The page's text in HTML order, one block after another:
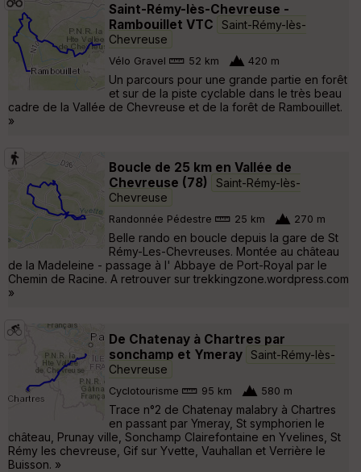
Saint-Rémy-lès-Chevreuse -
Rambouillet VTC
Saint-Rémy-lès-
Chevreuse
Vélo Gravel 52 km 420 m
Un parcours pour une grande partie en forêt
et sur de la piste cyclable dans le très beau
cadre de la Vallée de Chevreuse et de la forêt de Rambouillet.
»
Boucle de 25 km en Vallée de
Chevreuse (78)
Saint-Rémy-lès-
Chevreuse
Randonnée Pédestre 25 km 270 m
Belle rando en boucle depuis la gare de St
Rémy-Les-Chevreuses. Montée au château
de la Madeleine - passage à l' Abbaye de Port-Royal par le
Chemin de Racine. A retrouver sur trekkingzone.wordpress.com
»
De Chatenay à Chartres par
sonchamp et Ymeray Saint-Rémy-lès-
Chevreuse
Cyclotourisme 95 km 580 m
Trace n°2 de Chatenay malabry à Chartres
en passant par Ymeray, St symphorien le
château, Prunay ville, Sonchamp Clairefontaine en Yvelines, St
Rémy les chevreuse, Gif sur Yvette, Vauhallan et Verrière le
Buisson. »